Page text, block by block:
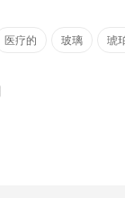
医疗的 玻璃 琥